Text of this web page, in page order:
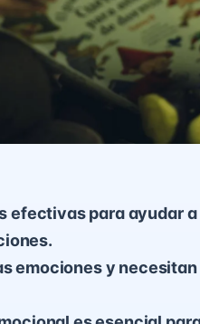
efectivas para ayudar
emociones y